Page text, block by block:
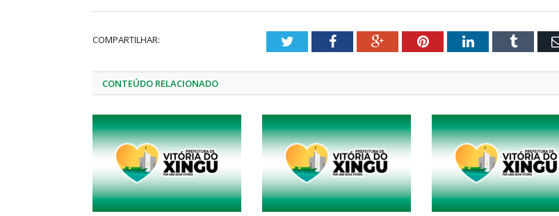
COMPARTILHAR: TwitterFacebookGoogle+PinterestLinkedInTumblr
CONTEÚDO RELACIONADO